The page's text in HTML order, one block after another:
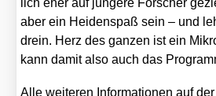
lich eher auf jün­ge­re For­scher
aber ein Hei­den­spaß sein – und
drein. Herz des gan­zen ist ein
kann damit also auch das
Alle wei­te­ren Infor­ma­tio­nen auf der